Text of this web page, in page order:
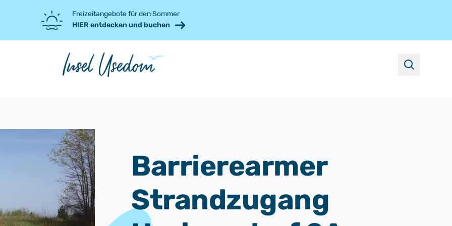
Freizeitangebote für den Sommer
HIER entdecken und buchen
suchen
Barrierearmer
Strandzugang